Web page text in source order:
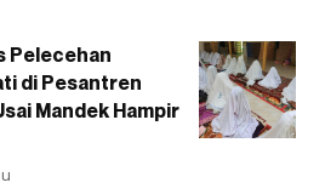
Pelecehan
di Pesantren
Mandek Hampir